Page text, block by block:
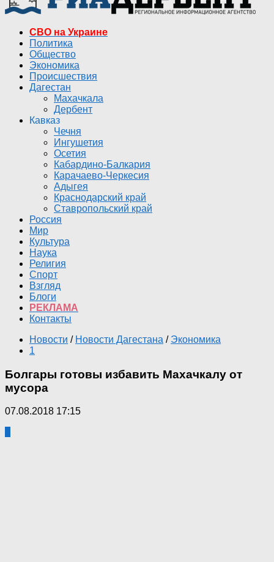
СВО на Украине
Политика
Общество
Экономика
Происшествия
Дагестан
Махачкала
Дербент
Кавказ
Чечня
Ингушетия
Осетия
Кабардино-Балкария
Карачаево-Черкесия
Адыгея
Краснодарский край
Ставропольский край
Россия
Мир
Культура
Наука
Религия
Спорт
Взгляд
Блоги
РЕКЛАМА
Контакты
Новости / Новости Дагестана / Экономика
1
Болгары готовы избавить Махачкалу от
мусора
07.08.2018 17:15